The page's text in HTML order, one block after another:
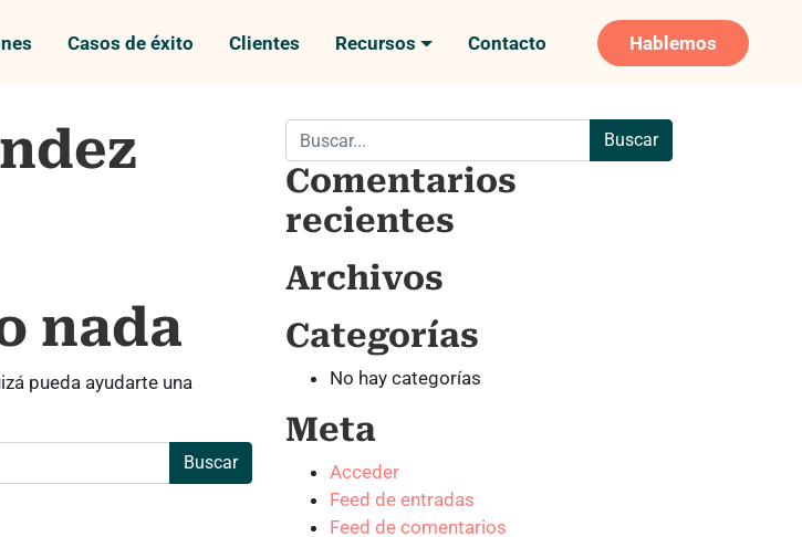
Casos de éxito Clientes Recursos Contacto Hablemos
nada
pueda ayudarte una
Buscar:
Comentarios
recientes
Archivos
Categorías
No hay categorías
Meta
Acceder
Feed de entradas
Feed de comentarios